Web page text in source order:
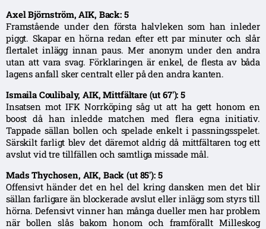
Axel Björnström, AIK, Back: 5
Framstående under den första halvleken som han inleder
piggt. Skapar en hörna redan efter ett par minuter och slår
flertalet inlägg innan paus. Mer anonym under den andra
utan att vara svag. Förklaringen är enkel, de flesta av båda
lagens anfall sker centralt eller på den andra kanten.
Ismaila Coulibaly, AIK, Mittfältare (ut 67′): 5
Insatsen mot IFK Norrköping såg ut att ha gett honom en
boost då han inledde matchen med flera egna initiativ.
Tappade sällan bollen och spelade enkelt i passningsspelet.
Särskilt farligt blev det däremot aldrig då mittfältaren tog ett
avslut vid tre tillfällen och samtliga missade mål.
Mads Thychosen, AIK, Back (ut 85′): 5
Offensivt händer det en hel del kring dansken men det blir
sällan farligare än blockerade avslut eller inlägg som styrs till
hörna. Defensivt vinner han många dueller men har problem
när bollen slås bakom honom och framförallt Milleskog